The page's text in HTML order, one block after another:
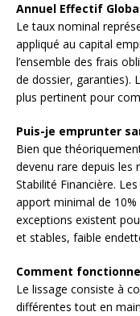
Annuel Effectif
Le taux nominal
appliqué au capital
l’ensemble des frais
de dossier, garanties).
plus pertinent pour
Puis-je emprunter
Bien que
devenu rare depuis les
Stabilité Financière.
apport minimal de 10%
exceptions existent
et stables, faible
Comment
Le lissage consiste à
différentes tout en